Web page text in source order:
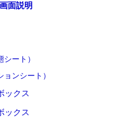
面説明
ート）
ンシート）
ックス
ックス